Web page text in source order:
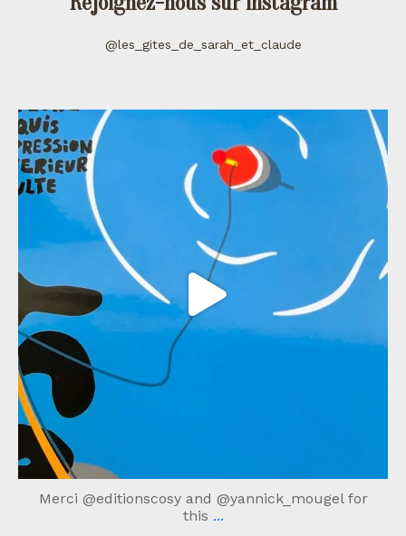
@les_gites_de_sarah_et_claude
les_gites_de_sarah_et_claude
Merci @editionscosy and @yannick_mougel for
this ...